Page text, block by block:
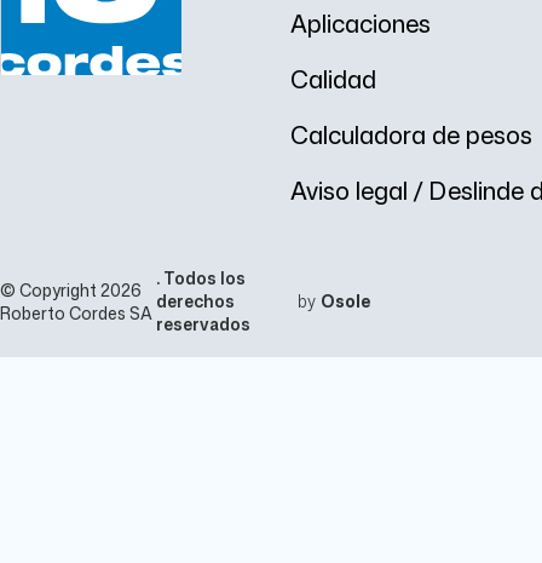
Aplicaciones
Calidad
Calculadora de pesos
Aviso legal / Deslinde
© Copyright 2026
Roberto Cordes SA
. Todos los
derechos
reservados
by Osole